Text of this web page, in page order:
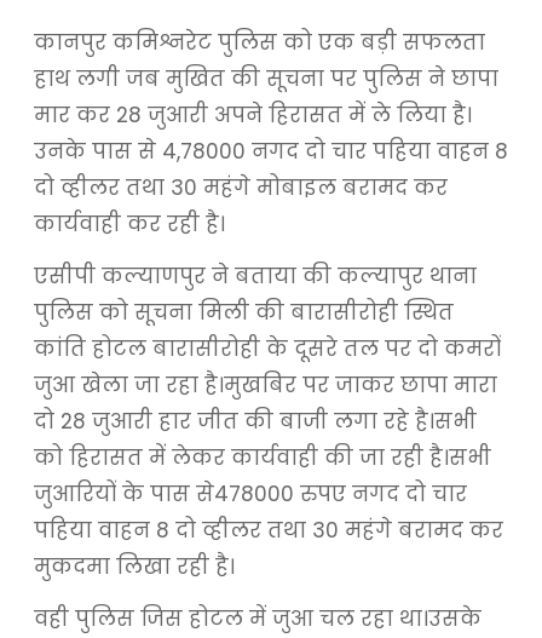
कानपुर कमिश्नरेट पुलिस को एक बड़ी सफलता
हाथ लगी जब मुखित की सूचना पर पुलिस ने छापा
मार कर 28 जुआरी अपने हिरासत में ले लिया है।
उनके पास से 4,78000 नगद दो चार पहिया वाहन 8
दो व्हीलर तथा 30 महंगे मोबाइल बरामद कर
कार्यवाही कर रही है।
एसीपी कल्याणपुर ने बताया की कल्यापुर थाना
पुलिस को सूचना मिली की बारासीरोही स्थित
कांति होटल बारासीरोही के दूसरे तल पर दो कमरों
जुआ खेला जा रहा है।मुखबिर पर जाकर छापा मारा
दो 28 जुआरी हार जीत की बाजी लगा रहे है।सभी
को हिरासत में लेकर कार्यवाही की जा रही है।सभी
जुआरियों के पास से478000 रुपए नगद दो चार
पहिया वाहन 8 दो व्हीलर तथा 30 महंगे बरामद कर
मुकदमा लिखा रही है।
वही पुलिस जिस होटल में जुआ चल रहा था।उसके